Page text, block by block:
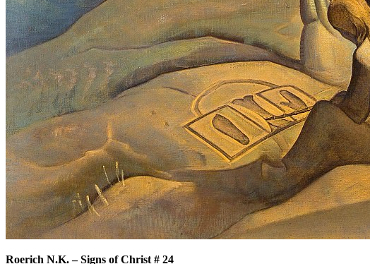
Roerich N.K.–Signs of Christ # 24